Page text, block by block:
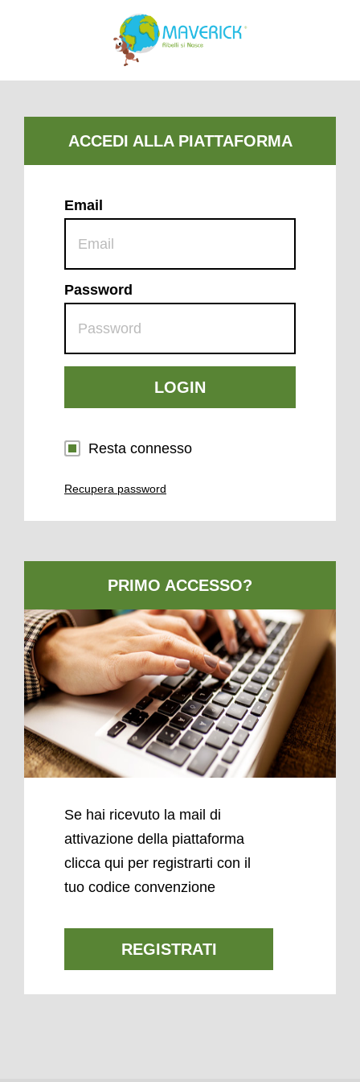
Email
Password
LOGIN
Resta connesso
Recupera password
Se hai ricevuto la mail di
attivazione della piattaforma
clicca qui per registrarti con il
tuo codice convenzione
REGISTRATI